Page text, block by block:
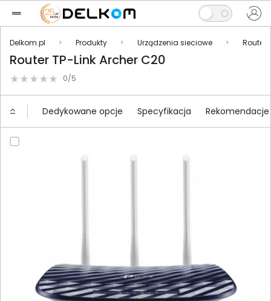
Delkom.pl Produkty Urządzenia sieciowe
Router TP-Link Archer C20
0/5
Dedykowane opcje Specyfikacja Rekomendacje